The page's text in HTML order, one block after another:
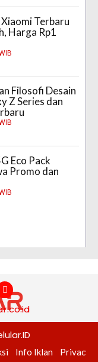
Terbaru
Harga Rp1
Filosofi Desain
Z Series dan
Eco Pack
Promo dan
Info Iklan Privacy